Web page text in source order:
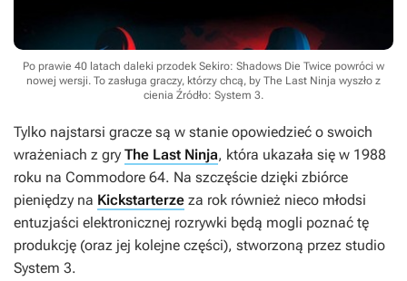
Po prawie 40 latach daleki przodek Sekiro: Shadows Die Twice powróci w
nowej wersji. To zasługa graczy, którzy chcą, by The Last Ninja wyszło z
cienia Źródło: System 3.
Tylko najstarsi gracze są w stanie opowiedzieć o swoich
wrażeniach z gry The Last Ninja, która ukazała się w 1988
roku na Commodore 64. Na szczęście dzięki zbiórce
pieniędzy na Kickstarterze za rok również nieco młodsi
entuzjaści elektronicznej rozrywki będą mogli poznać tę
produkcję (oraz jej kolejne części), stworzoną przez studio
System 3.